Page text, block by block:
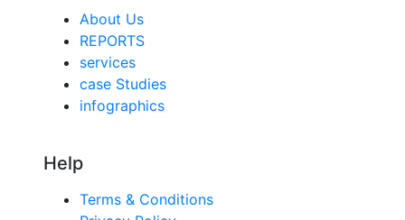
About Us
REPORTS
services
case Studies
infographics
Help
Terms & Conditions